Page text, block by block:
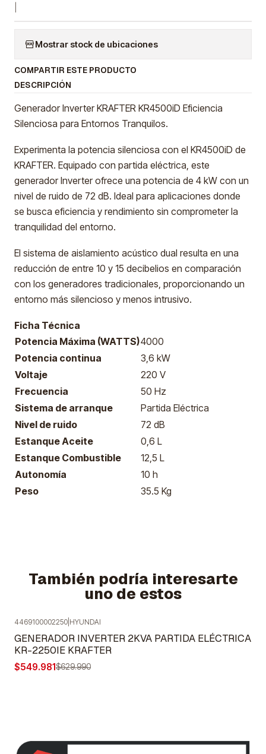
Mostrar stock de ubicaciones
COMPARTIR ESTE PRODUCTO
DESCRIPCIÓN
Generador Inverter KRAFTER KR4500iD Eficiencia
Silenciosa para Entornos Tranquilos.
Experimenta la potencia silenciosa con el KR4500iD de
KRAFTER. Equipado con partida eléctrica, este
generador Inverter ofrece una potencia de 4 kW con un
nivel de ruido de 72 dB. Ideal para aplicaciones donde
se busca eficiencia y rendimiento sin comprometer la
tranquilidad del entorno.
El sistema de aislamiento acústico dual resulta en una
reducción de entre 10 y 15 decibelios en comparación
con los generadores tradicionales, proporcionando un
entorno más silencioso y menos intrusivo.
Ficha Técnica
Potencia Máxima (WATTS)4000
Potencia continua
3,6 kW
Voltaje
220 V
Frecuencia
50 Hz
Sistema de arranque
Partida Eléctrica
Nivel de ruido
72 dB
Estanque Aceite
0,6 L
Estanque Combustible
12,5 L
Autonomía
10 h
Peso
35.5 Kg
También podría interesarte
uno de estos
-13% OFF
4469100002250 HYUNDAI
GENERADOR INVERTER 2KVA PARTIDA ELÉCTRICA
KR-2250IE KRAFTER
$549.981$629.990